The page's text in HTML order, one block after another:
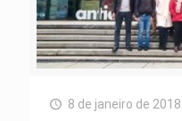
8 de janeiro de 2018